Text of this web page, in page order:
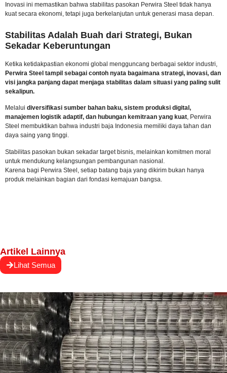
Inovasi ini memastikan bahwa stabilitas pasokan Perwira Steel tidak hanya
kuat secara ekonomi, tetapi juga berkelanjutan untuk generasi masa depan.
Stabilitas Adalah Buah dari Strategi, Bukan
Sekadar Keberuntungan
Ketika ketidakpastian ekonomi global mengguncang berbagai sektor industri,
Perwira Steel tampil sebagai contoh nyata bagaimana strategi, inovasi, dan
visi jangka panjang dapat menjaga stabilitas dalam situasi yang paling sulit
sekalipun.
Melalui diversifikasi sumber bahan baku, sistem produksi digital,
manajemen logistik adaptif, dan hubungan kemitraan yang kuat, Perwira
Steel membuktikan bahwa industri baja Indonesia memiliki daya tahan dan
daya saing yang tinggi.
Stabilitas pasokan bukan sekadar target bisnis, melainkan komitmen moral
untuk mendukung kelangsungan pembangunan nasional.
Karena bagi Perwira Steel, setiap batang baja yang dikirim bukan hanya
produk melainkan bagian dari fondasi kemajuan bangsa.
Artikel Lainnya
Lihat Semua